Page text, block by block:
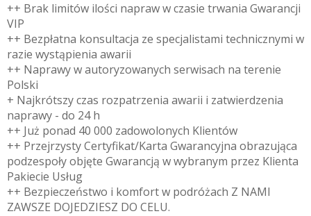
++ Brak limitów ilości napraw w czasie trwania Gwarancji
VIP
++ Bezpłatna konsultacja ze specjalistami technicznymi w
razie wystąpienia awarii
++ Naprawy w autoryzowanych serwisach na terenie
Polski
+ Najkrótszy czas rozpatrzenia awarii i zatwierdzenia
naprawy - do 24 h
++ Już ponad 40 000 zadowolonych Klientów
++ Przejrzysty Certyfikat/Karta Gwarancyjna obrazująca
podzespoły objęte Gwarancją w wybranym przez Klienta
Pakiecie Usług
++ Bezpieczeństwo i komfort w podróżach Z NAMI
ZAWSZE DOJEDZIESZ DO CELU.